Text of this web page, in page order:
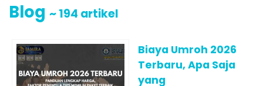
Blog ~ 194 artikel
Biaya Umroh 2026
Terbaru, Apa Saja
yang